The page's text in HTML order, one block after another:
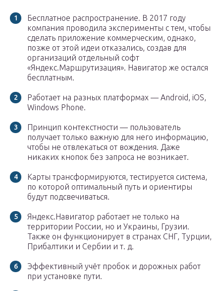
Бесплатное распространение. В 2017 году
компания проводила эксперименты с тем, чтобы
сделать приложение коммерческим, однако,
позже от этой идеи отказались, создав для
организаций отдельный софт
«Яндекс.Маршрутизация». Навигатор же остался
бесплатным.
Работает на разных платформах — Android, iOS,
Windows Phone.
Принцип контекстности — пользователь
получает только важную для него информацию,
чтобы не отвлекаться от вождения. Даже
никаких кнопок без запроса не возникает.
Карты трансформируются, тестируется система,
по которой оптимальный путь и ориентиры
будут подсвечиваться.
Яндекс.Навигатор работает не только на
территории России, но и Украины, Грузии.
Также он функционирует в странах СНГ, Турции,
Прибалтики и Сербии и т. д.
Эффективный учёт пробок и дорожных работ
при установке пути.